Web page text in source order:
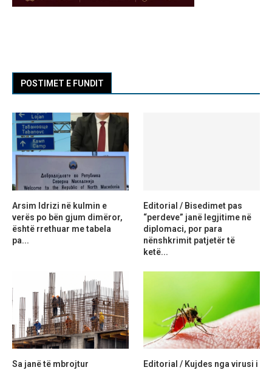
POSTIMET E FUNDIT
Arsim Idrizi në kulmin e
verës po bën gjum dimëror,
është rrethuar me tabela
pa...
Editorial / Bisedimet pas
“perdeve” janë legjitime në
diplomaci, por para
nënshkrimit patjetër të
ketë...
Sa janë të mbrojtur
Editorial / Kujdes nga virusi i